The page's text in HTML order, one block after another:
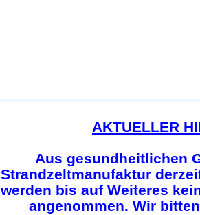
AKTUELLER
Aus gesundheitlichen
Strandzeltmanufaktur
werden bis auf Weiteres
angenommen. Wir